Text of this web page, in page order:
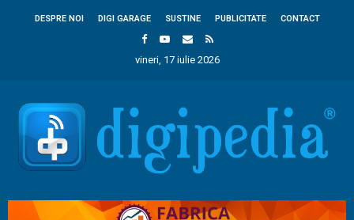
DESPRE NOI DIGI GARAGE SUSTINE PUBLICITATE CONTACT
vineri, 17 iulie 2026